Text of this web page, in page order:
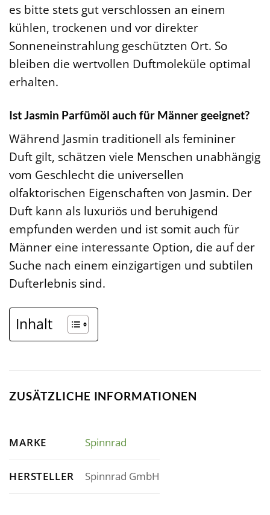
es bitte stets gut verschlossen an einem
kühlen, trockenen und vor direkter
Sonneneinstrahlung geschützten Ort. So
bleiben die wertvollen Duftmoleküle optimal
erhalten.
Ist Jasmin Parfümöl auch für Männer geeignet?
Während Jasmin traditionell als femininer
Duft gilt, schätzen viele Menschen unabhängig
vom Geschlecht die universellen
olfaktorischen Eigenschaften von Jasmin. Der
Duft kann als luxuriös und beruhigend
empfunden werden und ist somit auch für
Männer eine interessante Option, die auf der
Suche nach einem einzigartigen und subtilen
Dufterlebnis sind.
Inhalt
ZUSÄTZLICHE INFORMATIONEN
MARKE Spinnrad
HERSTELLER Spinnrad GmbH